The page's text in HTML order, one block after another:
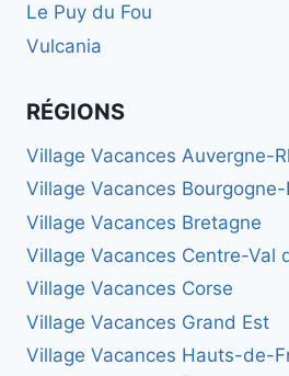
Le Puy du Fou
Vulcania
RÉGIONS
Village Vacances Auvergne-
Village Vacances
Village Vacances Bretagne
Village Vacances Centre-Val
Village Vacances Corse
Village Vacances Grand Est
Village Vacances Hauts-de-